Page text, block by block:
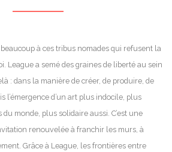
beaucoup à ces tribus nomades qui refusent la
League a semé des graines de liberté au sein
: dans la manière de créer, de produire, de
l’émergence d’un art plus indocile, plus
monde, plus solidaire aussi. C’est une
renouvelée à franchir les murs, à
Grâce à League, les frontières entre